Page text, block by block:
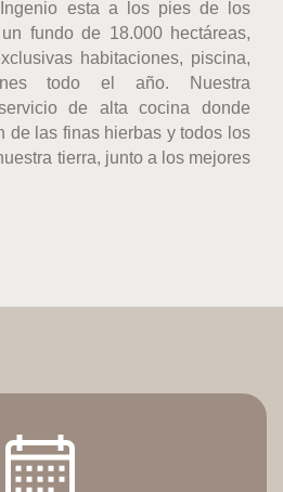
esta a los pies de los
fundo de 18.000 hectáreas,
habitaciones, piscina,
todo el año. Nuestra
de alta cocina donde
de las finas hierbas y todos los
tierra, junto a los mejores